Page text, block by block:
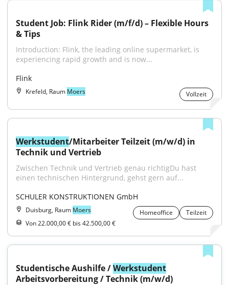
Student Job: Flink Rider (m/f/d) – Flexible Hours
& Tips
Introduction: Flink, the leading online supermarket, is
experiencing rapid growth and is now...
Flink
Krefeld, Raum Moers Vollzeit
Werkstudent/Mitarbeiter Teilzeit (m/w/d) in
Technik und Vertrieb
Zwischen Technik und Vertrieb genau richtigDu hast
einen technischen Hintergrund, gehst gern auf...
SCHULER KONSTRUKTIONEN GmbH
Duisburg, Raum Moers Homeoffice
Teilzeit
Von 22.000,00 € bis 42.500,00 €
Studentische Aushilfe / Werkstudent
Arbeitsvorbereitung / Technik (m/w/d)